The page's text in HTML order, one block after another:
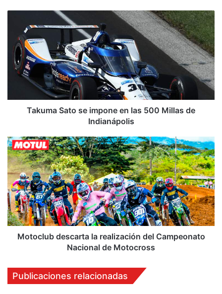
impone
las
500
de
IndianápolisTakuma Sato se impone en las 500 Millas de
Indianápolis
Motoclub
descarta
la
realización
del
Campeonato
Nacional
de
Motocross
Motoclub descarta la realización del Campeonato
Nacional de Motocross
Publicaciones relacionadas